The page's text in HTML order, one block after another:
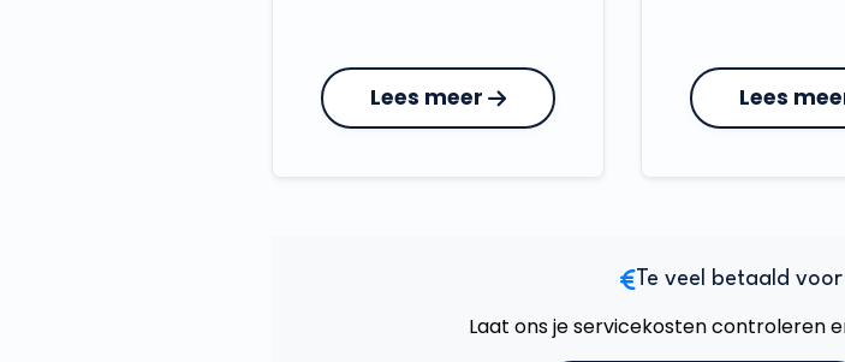
Lees meer Lees
Te veel betaald
Laat ons je servicekosten controleren